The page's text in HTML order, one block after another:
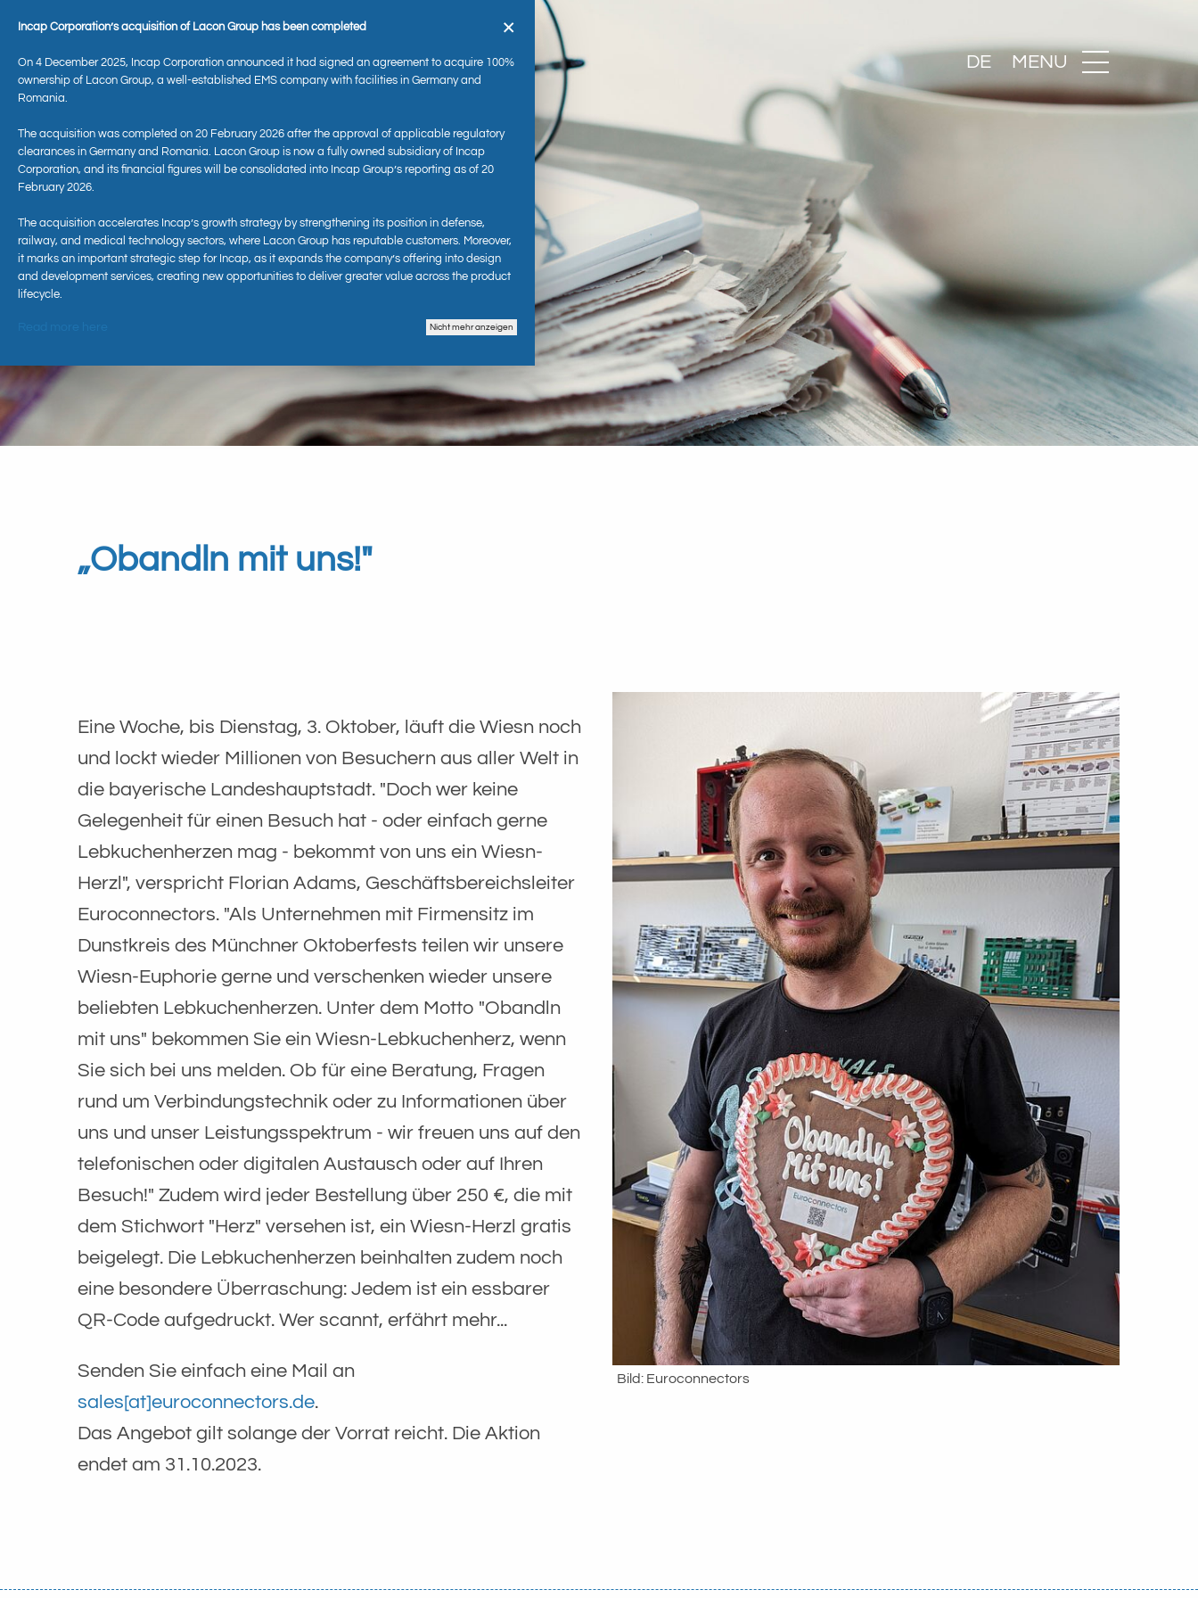
MENU
DE
Aktuelles
„Obandln mit uns!"
Eine Woche, bis Dienstag, 3. Oktober, läuft die Wiesn noch
und lockt wieder Millionen von Besuchern aus aller Welt in
die bayerische Landeshauptstadt. "Doch wer keine
Gelegenheit für einen Besuch hat - oder einfach gerne
Lebkuchenherzen mag - bekommt von uns ein Wiesn-
Herzl", verspricht Florian Adams, Geschäftsbereichsleiter
Euroconnectors. "Als Unternehmen mit Firmensitz im
Dunstkreis des Münchner Oktoberfests teilen wir unsere
Wiesn-Euphorie gerne und verschenken wieder unsere
beliebten Lebkuchenherzen. Unter dem Motto "Obandln
mit uns" bekommen Sie ein Wiesn-Lebkuchenherz, wenn
Sie sich bei uns melden. Ob für eine Beratung, Fragen
rund um Verbindungstechnik oder zu Informationen über
uns und unser Leistungsspektrum - wir freuen uns auf den
telefonischen oder digitalen Austausch oder auf Ihren
Besuch!" Zudem wird jeder Bestellung über 250 €, die mit
dem Stichwort "Herz" versehen ist, ein Wiesn-Herzl gratis
beigelegt. Die Lebkuchenherzen beinhalten zudem noch
eine besondere Überraschung: Jedem ist ein essbarer
QR-Code aufgedruckt. Wer scannt, erfährt mehr...
Senden Sie einfach eine Mail an
sales[at]euroconnectors.de​​​​​​​.
Das Angebot gilt solange der Vorrat reicht. Die Aktion
endet am 31.10.2023.
Bild: Euroconnectors
×
Incap Corporation’s acquisition of Lacon Group has been completed
On 4 December 2025, Incap Corporation announced it had signed an agreement to acquire 100%
ownership of Lacon Group, a well-established EMS company with facilities in Germany and
Romania.
The acquisition was completed on 20 February 2026 after the approval of applicable regulatory
clearances in Germany and Romania. Lacon Group is now a fully owned subsidiary of Incap
Corporation, and its financial figures will be consolidated into Incap Group’s reporting as of 20
February 2026.
The acquisition accelerates Incap’s growth strategy by strengthening its position in defense,
railway, and medical technology sectors, where Lacon Group has reputable customers. Moreover,
it marks an important strategic step for Incap, as it expands the company’s offering into design
and development services, creating new opportunities to deliver greater value across the product
lifecycle.
Nicht mehr anzeigen